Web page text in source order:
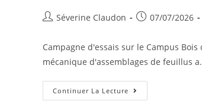
Séverine Claudon 07/07/2026
Campagne d'essais sur le Campus
mécanique d'assemblages de feuillus
Continuer La Lecture